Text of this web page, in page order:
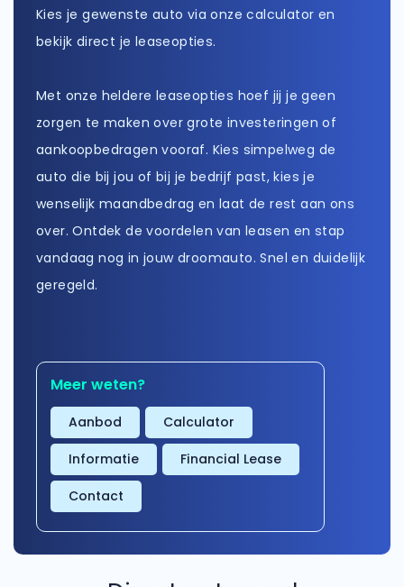
Bedrijfswagens
Bekijk alle bedrijfswagens
Budgetwagens
Bekijk alle budgetwagens
Mercedes-Benz
(3500+ auto's)
Volkswagen
(4500+ auto's)
(1000+ auto's)
(2000+ auto's)
BMW
(2000+ auto's)
Vragen over zakelijk
Jouw aanvraag
Vragen over jouw aanvraag
Leasevormen
Vragen over leasevormen
Kies je gewenste auto via onze calculator en
bekijk direct je leaseopties.
Met onze heldere leaseopties hoef jij je geen
zorgen te maken over grote investeringen of
aankoopbedragen vooraf. Kies simpelweg de
auto die bij jou of bij je bedrijf past, kies je
wenselijk maandbedrag en laat de rest aan ons
over. Ontdek de voordelen van leasen en stap
vandaag nog in jouw droomauto. Snel en duidelijk
geregeld.
Meer weten?
Aanbod Calculator
Informatie Financial Lease
Contact